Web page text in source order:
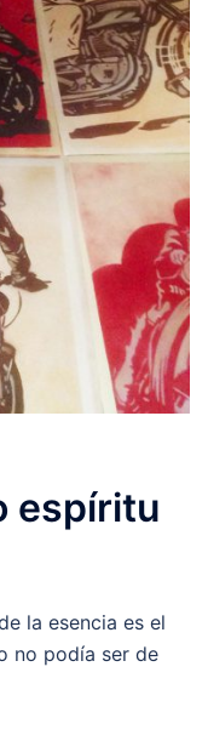
espíritu
la esencia es el
no podía ser de